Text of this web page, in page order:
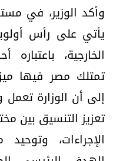
وأكد الوزير، في
يأتي على رأس
الخارجية،
تمتلك مصر فيها
إلى أن الوزارة
تعزيز التنسيق بين
الإجراءات،